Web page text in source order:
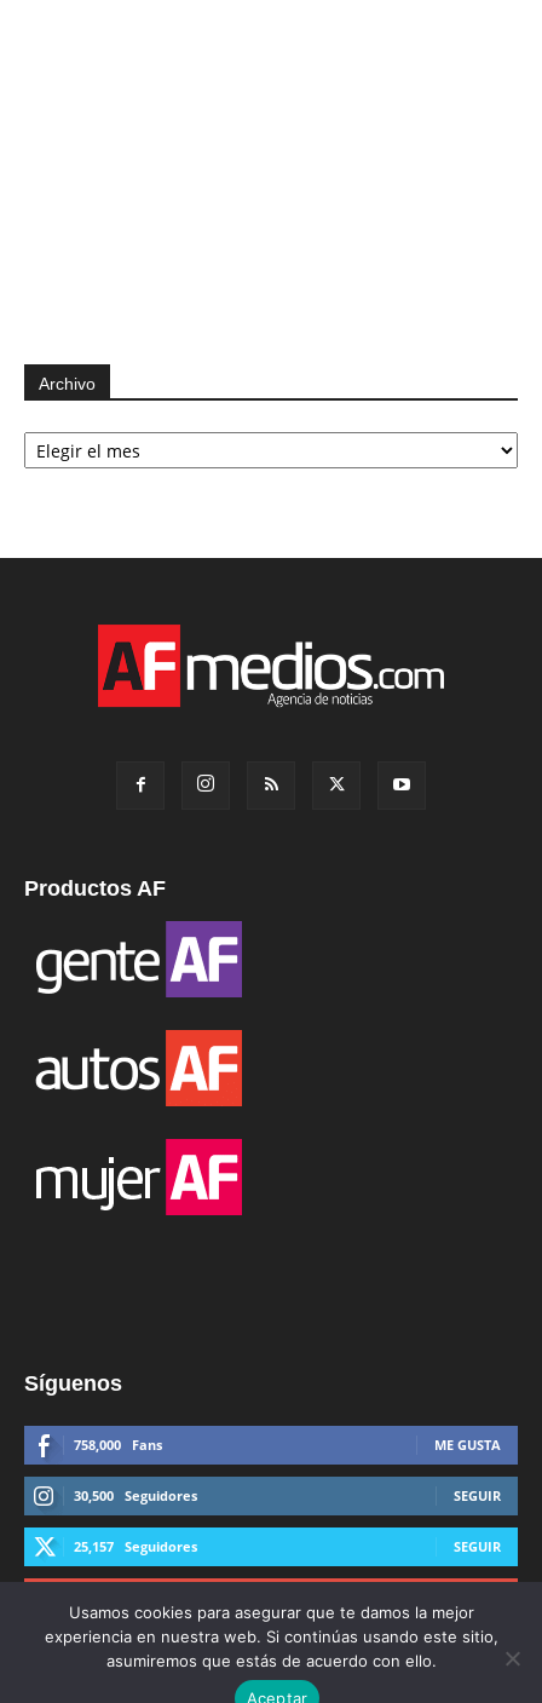
Archivo
Archivo
Productos AF
Síguenos
758,000 Fans ME GUSTA
30,500 Seguidores SEGUIR
25,157 Seguidores SEGUIR
Usamos cookies para asegurar que te damos la mejor
experiencia en nuestra web. Si continúas usando este sitio,
asumiremos que estás de acuerdo con ello.
Aceptar